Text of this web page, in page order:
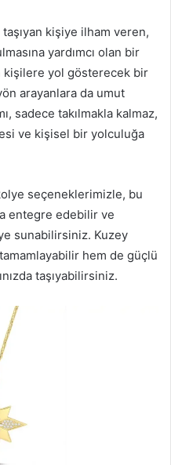
taşıyan kişiye ilham veren,
yardımcı olan bir
kişilere yol gösterecek bir
arayanlara da umut
sadece takılmakla kalmaz,
ve kişisel bir yolculuğa
seçeneklerimizle, bu
entegre edebilir ve
sunabilirsiniz. Kuzey
tamamlayabilir hem de güçlü
taşıyabilirsiniz.